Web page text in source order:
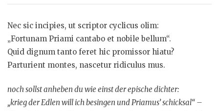
Nec sic incipies, ut scriptor cyclicus olim:
„Fortunam Priami cantabo et nobile bellum“.
Quid dignum tanto feret hic promissor hiatu?
Parturient montes, nascetur ridiculus mus.
noch sollst anheben du wie einst der epische dichter:
„krieg der Edlen will ich besingen und Priamus’ schicksal“ –